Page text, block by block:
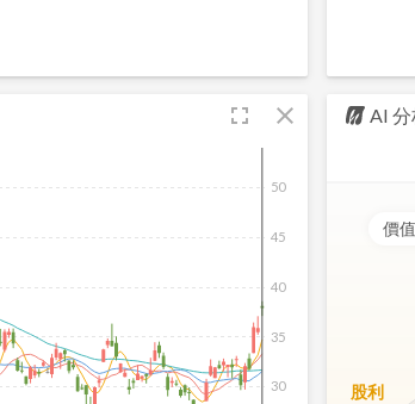
fullscreen close
30
35
40
45
50
AI
價值
股利